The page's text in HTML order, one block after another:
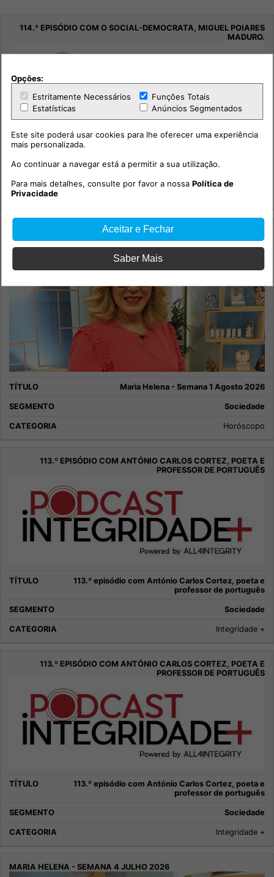
114.º episódio com o social-democrata, Miguel Poiares
Maria Helena - Semana 1 Agosto 2026
Sociedade
Horóscopo
113.º episódio com António Carlos Cortez, poeta e
professor de português
Sociedade
Integridade +
113.º episódio com António Carlos Cortez, poeta e
professor de português
Sociedade
Integridade +
Opções:
Estritamente Necessários
Funções Totais
Estatísticas
Anúncios Segmentados
Este site poderá usar cookies para lhe oferecer uma experiência
mais personalizada.
Ao continuar a navegar está a permitir a sua utilização.
Para mais detalhes, consulte por favor a nossaPolítica de
Privacidade
Aceitar e Fechar
Saber Mais